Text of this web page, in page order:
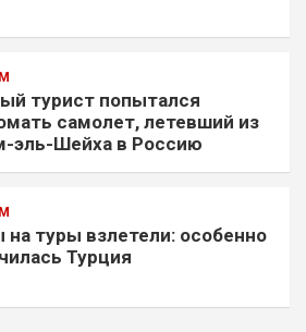
турист попытался
самолет, летевший из
эль-Шейха в Россию
на туры взлетели: особенно
Турция